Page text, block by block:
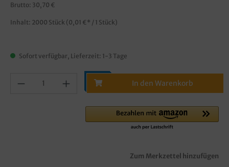
Brutto: 30,70 €
Inhalt: 2000 Stück (0,01 €* / 1 Stück)
Sofort verfügbar, Lieferzeit: 1-3 Tage
In den Warenkorb
Zum Merkzettel hinzufügen